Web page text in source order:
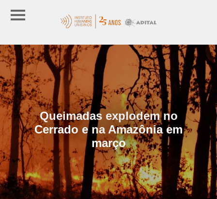
Queimadas explodem no
Cerrado e na Amazônia em
março